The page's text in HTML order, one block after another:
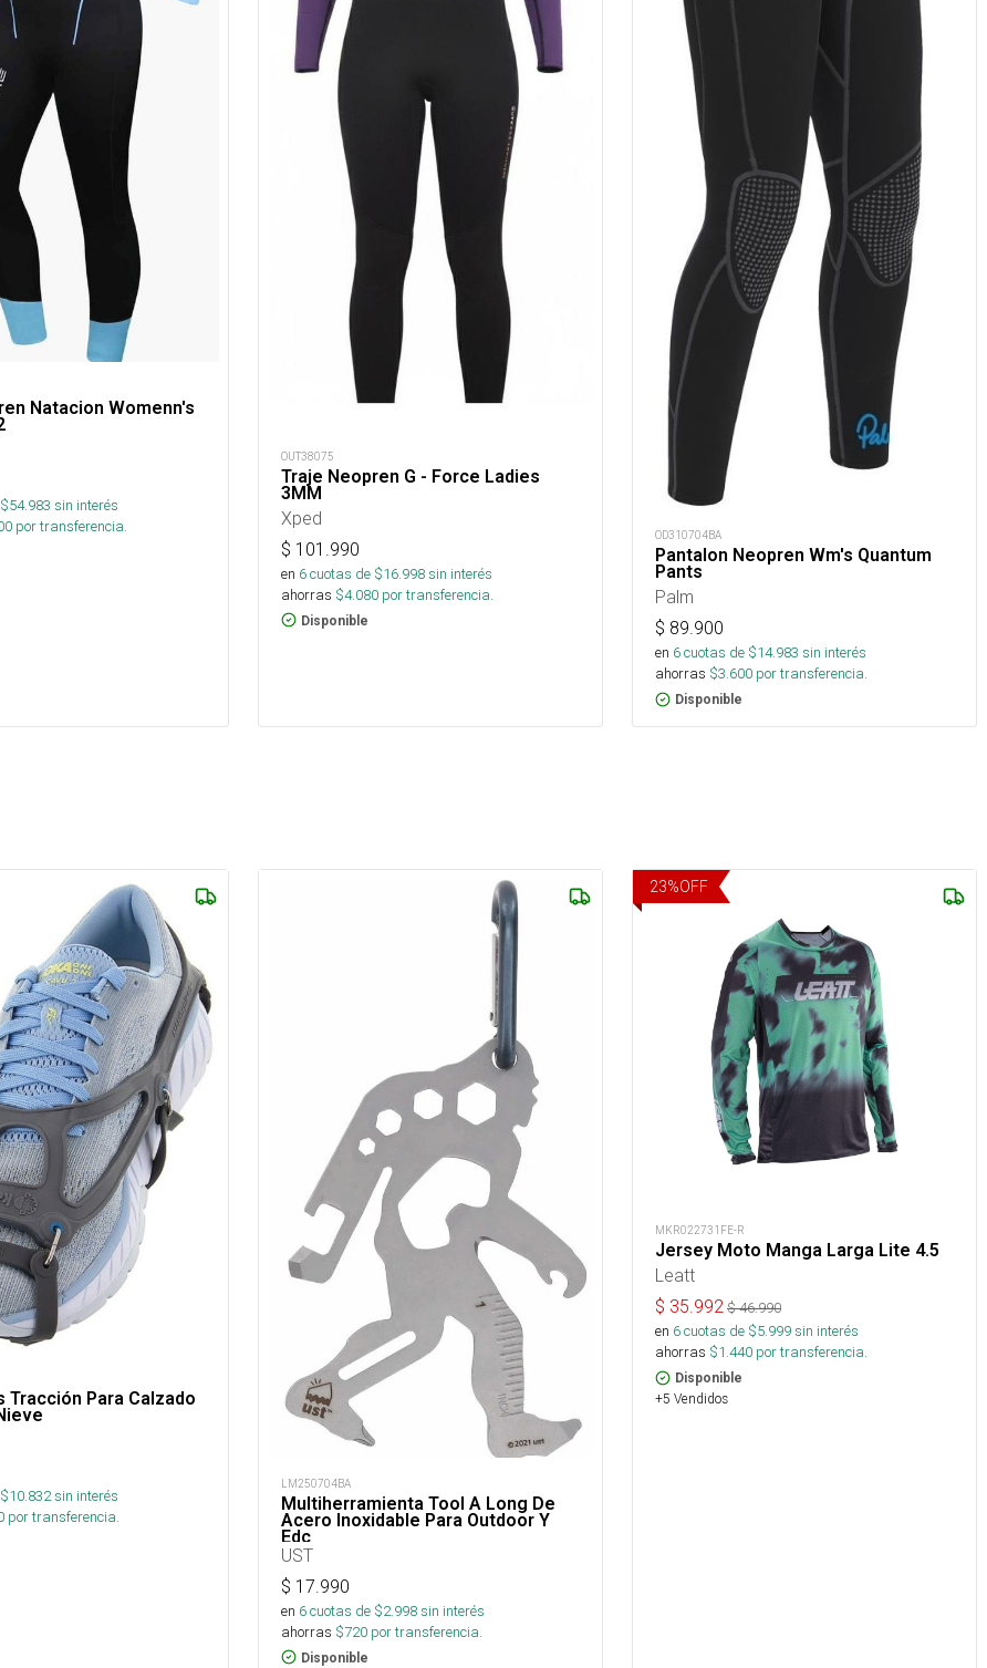
Natacion Womenn's
54.983 sin interés
por transferencia.
OUT38075
Traje Neopren G - Force Ladies
3MM
Xped
$ 101.990
en 6cuotas de $16.998sin interés
ahorras $4.080 por transferencia.
Disponible
OD310704BA
Pantalon Neopren Wm's Quantum
Pants
Palm
$ 89.900
en 6cuotas de $14.983 sin interés
ahorras $3.600 por transferencia.
Disponible
Tracción Para Calzado
10.832sin interés
por transferencia.
LM250704BA
Multiherramienta Tool A Long De
Acero Inoxidable Para Outdoor Y
Edc
UST
$ 17.990
en 6cuotas de $2.998sin interés
ahorras $720 por transferencia.
Disponible
23%OFF
MKR022731FE-R
Jersey Moto Manga Larga Lite 4.5
Leatt
$ 35.992 $46.990
en 6cuotas de $5.999sin interés
ahorras $1.440 por transferencia.
Disponible
+5 Vendidos